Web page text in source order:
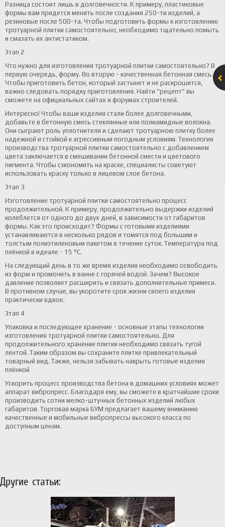
Разница состоит лишь в долговечности. К примеру, пластиковые
формы вам придется менять после создания 250-ти изделий, а
резиновые после 500-та. Чтобы подготовить формы к изготовлению
тротуарной плитки самостоятельно, необходимо тщательно помыть
и смазать их антистатиком.
Этап 2
Что нужно для изготовления тротуарной плитки самостоятельно? В
первую очередь, форму. Во вторую - качественная бетонная смесь.
Чтобы приготовить бетон, который застынет и не раскрошится,
важно следовать порядку приготовления. Найти “рецепт” вы
сможете на официальных сайтах и форумах строителей.
Интересно! Чтобы ваши изделия стали более долговечными,
добавьте в бетонную смесь стеклянные или полиамидные волокна.
Они сыграют роль уплотнителя и сделают тротуарною плитку более
надежной и стойкой к агрессивным погодным условиям. Технология
производства тротуарной плитки самостоятельно с добавлением
цвета заключается в смешивании бетонной смести и цветового
пигмента. Чтобы сэкономить на краске, специалисты советуют
использовать краску только в лицевом слое бетона.
Этап 3
Изготовление тротуарной плитки самостоятельно процесс
продолжительной. К примеру, продолжительно выдержки изделий
колеблется от одного до двух дней, в зависимости от габаритов
формы. Как это происходит? Формы с готовыми изделиями
устанавливаются в несколько рядов и томятся под большим и
толстым полиэтиленовым пакетом в течение суток. Температура под
плёнкой в идеале - 15 °С.
На следующий день в то же время изделия необходимо освободить
из форм и промочить в ванне с горячей водой. Зачем? Высокое
давление позволяет расширить и связать дополнительные примеси.
В противном случае, вы укоротите срок жизни своего изделия
практически вдвое.
Этап 4
Упаковка и последующее хранение - основные этапы технологии
изготовления тротуарной плитки самостоятельно. Для
продолжительного хранение плитки необходимо связать тугой
лентой. Таким образом вы сохраните плитке привлекательный
товарный вид. Также, нельзя забывать накрыть готовые изделия
плёнкой
Ускорить процесс производства бетона в домашних условиях может
аппарат вибропресс. Благодаря ему, вы сможете в кратчайшие сроки
производить сотни мелко-штучных бетонных изделий любых
габаритов. Торговая марка БУМ предлагает вашему вниманию
качественные и мобильные вибропрессы высокого класса по
доступным ценам.
Другие статьи: